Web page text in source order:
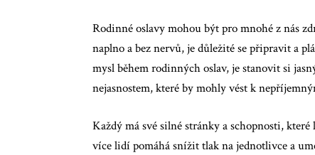
Rodinné oslavy mohou být pro mnohé z nás
naplno a bez nervů, je důležité se připravit a
mysl během rodinných oslav, je stanovit si
nejasnostem, které by mohly vést k
Každý má své silné stránky a schopnosti,
více lidí pomáhá snížit tlak na jednotlivce a